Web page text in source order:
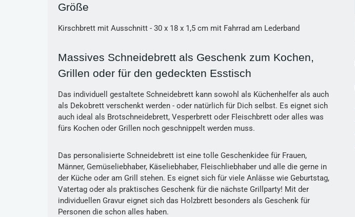
Größe
Kirschbrett mit Ausschnitt - 30 x 18 x 1,5 cm mit Fahrrad am Lederband
Massives Schneidebrett als Geschenk zum Kochen,
Grillen oder für den gedeckten Esstisch
Das individuell gestaltete Schneidebrett kann sowohl als Küchenhelfer als auch
als Dekobrett verschenkt werden - oder natürlich für Dich selbst. Es eignet sich
auch ideal als Brotschneidebrett, Vesperbrett oder Fleischbrett oder alles was
fürs Kochen oder Grillen noch geschnippelt werden muss.
Das personalisierte Schneidebrett ist eine tolle Geschenkidee für Frauen,
Männer, Gemüseliebhaber, Käseliebhaber, Fleischliebhaber und alle die gerne in
der Küche oder am Grill stehen. Es eignet sich für viele Anlässe wie Geburtstag,
Vatertag oder als praktisches Geschenk für die nächste Grillparty! Mit der
individuellen Gravur eignet sich das Holzbrett besonders als Geschenk für
Personen die schon alles haben.